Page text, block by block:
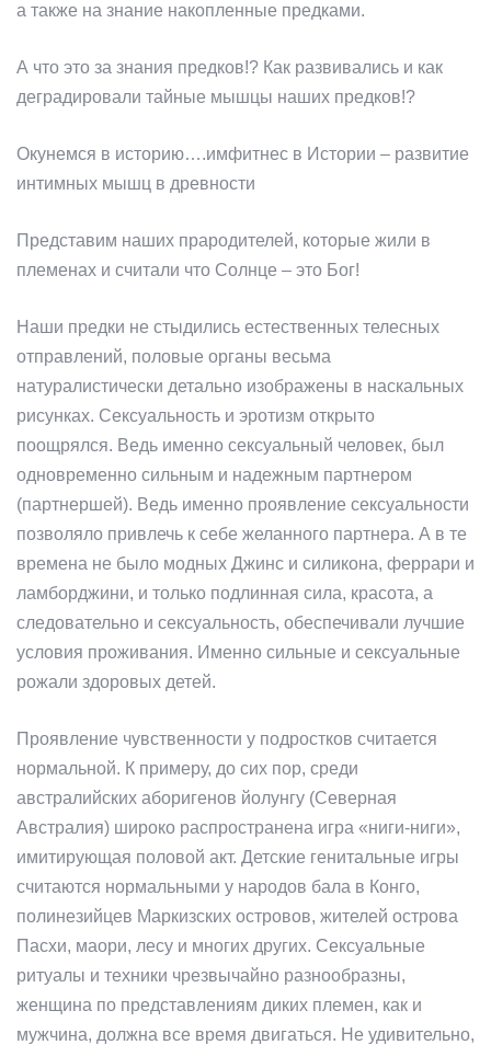
а также на знание накопленные предками.
А что это за знания предков!? Как развивались и как
деградировали тайные мышцы наших предков!?
Окунемся в историю….имфитнес в Истории – развитие
интимных мышц в древности
Представим наших прародителей, которые жили в
племенах и считали что Солнце – это Бог!
Наши предки не стыдились естественных телесных
отправлений, половые органы весьма
натуралистически детально изображены в наскальных
рисунках. Сексуальность и эротизм открыто
поощрялся. Ведь именно сексуальный человек, был
одновременно сильным и надежным партнером
(партнершей). Ведь именно проявление сексуальности
позволяло привлечь к себе желанного партнера. А в те
времена не было модных Джинс и силикона, феррари и
ламборджини, и только подлинная сила, красота, а
следовательно и сексуальность, обеспечивали лучшие
условия проживания. Именно сильные и сексуальные
рожали здоровых детей.
Проявление чувственности у подростков считается
нормальной. К примеру, до сих пор, среди
австралийских аборигенов йолунгу (Северная
Австралия) широко распространена игра «ниги-ниги»,
имитирующая половой акт. Детские генитальные игры
считаются нормальными у народов бала в Конго,
полинезийцев Маркизских островов, жителей острова
Пасхи, маори, лесу и многих других. Сексуальные
ритуалы и техники чрезвычайно разнообразны,
женщина по представлениям диких племен, как и
мужчина, должна все время двигаться. Не удивительно,